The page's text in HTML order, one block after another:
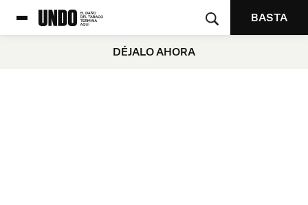
BASTA
DÉJALO AHORA